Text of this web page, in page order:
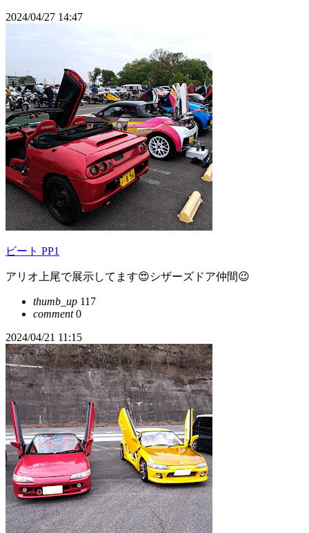
2024/04/27 14:47
ビート PP1
アリオ上尾で展示してます😍シザーズドア仲間😉
thumb_up 117
comment0
2024/04/21 11:15